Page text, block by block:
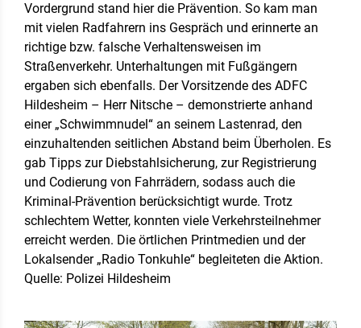
Vordergrund stand hier die Prävention. So kam man
mit vielen Radfahrern ins Gespräch und erinnerte an
richtige bzw. falsche Verhaltensweisen im
Straßenverkehr. Unterhaltungen mit Fußgängern
ergaben sich ebenfalls. Der Vorsitzende des ADFC
Hildesheim – Herr Nitsche – demonstrierte anhand
einer „Schwimmnudel“ an seinem Lastenrad, den
einzuhaltenden seitlichen Abstand beim Überholen. Es
gab Tipps zur Diebstahlsicherung, zur Registrierung
und Codierung von Fahrrädern, sodass auch die
Kriminal-Prävention berücksichtigt wurde. Trotz
schlechtem Wetter, konnten viele Verkehrsteilnehmer
erreicht werden. Die örtlichen Printmedien und der
Lokalsender „Radio Tonkuhle“ begleiteten die Aktion.
Quelle: Polizei Hildesheim